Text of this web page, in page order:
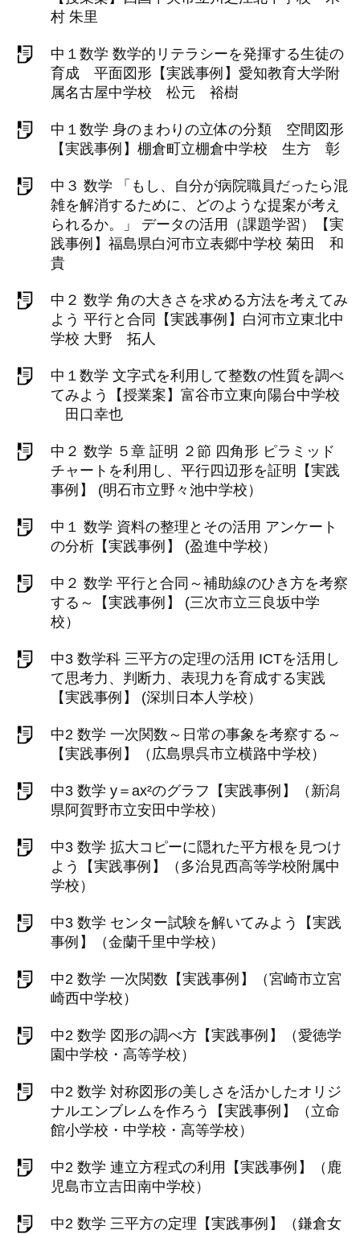
村 朱里
中１数学 数学的リテラシーを発揮する生徒の
育成 平面図形【実践事例】愛知教育大学附
属名古屋中学校 松元 裕樹
中１数学 身のまわりの立体の分類 空間図形
【実践事例】棚倉町立棚倉中学校 生方 彰
中３ 数学 「もし、自分が病院職員だったら混
雑を解消するために、どのような提案が考え
られるか。」 データの活用（課題学習）【実
践事例】福島県白河市立表郷中学校 菊田 和
貴
中２ 数学 角の大きさを求める方法を考えてみ
よう 平行と合同【実践事例】白河市立東北中
学校 大野 拓人
中１数学 文字式を利用して整数の性質を調べ
てみよう【授業案】富谷市立東向陽台中学校
田口幸也
中２ 数学 ５章 証明 ２節 四角形 ピラミッド
チャートを利用し、平行四辺形を証明【実践
事例】 (明石市立野々池中学校）
中１ 数学 資料の整理とその活用 アンケート
の分析【実践事例】 (盈進中学校）
中２ 数学 平行と合同～補助線のひき方を考察
する～【実践事例】 (三次市立三良坂中学
校）
中3 数学科 三平方の定理の活用 ICTを活用し
て思考力、判断力、表現力を育成する実践
【実践事例】 (深圳日本人学校）
中2 数学 一次関数～日常の事象を考察する～
【実践事例】（広島県呉市立横路中学校）
中3 数学 y＝ax²のグラフ【実践事例】（新潟
県阿賀野市立安田中学校）
中3 数学 拡大コピーに隠れた平方根を見つけ
よう【実践事例】（多治見西高等学校附属中
学校）
中3 数学 センター試験を解いてみよう【実践
事例】（金蘭千里中学校）
中2 数学 一次関数【実践事例】（宮崎市立宮
崎西中学校）
中2 数学 図形の調べ方【実践事例】（愛徳学
園中学校・高等学校）
中2 数学 対称図形の美しさを活かしたオリジ
ナルエンブレムを作ろう【実践事例】（立命
館小学校・中学校・高等学校）
中2 数学 連立方程式の利用【実践事例】（鹿
児島市立吉田南中学校）
中2 数学 三平方の定理【実践事例】（鎌倉女